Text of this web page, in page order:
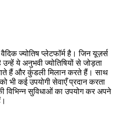
ज्योतिष प्लेटफॉर्म है। जिन यूज़र्स
ये अनुभवी ज्योतिषियों से जोड़ता
हैं और कुंडली मिलान करते हैं। साथ
भी कई उपयोगी सेवाएँ प्रदान करता
विभिन्न सुविधाओं का उपयोग कर अपने